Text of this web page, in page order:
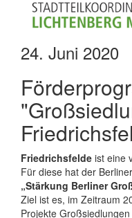
24. Juni 2020
Friedrichsfelde ist eine
Für diese hat der
„Stärkung Berliner
Ziel ist es, im Zeitraum
Projekte